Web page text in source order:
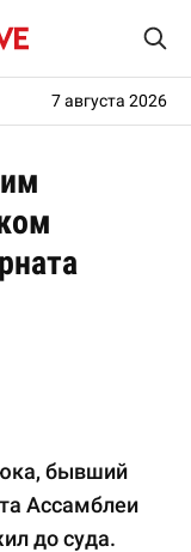
7 августа 2026
бывший
Ассамблеи
до суда.